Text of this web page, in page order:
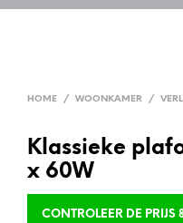
HOME / WOONKAMER /
Klassieke
x 60W
CONTROLEER DE PRIJS